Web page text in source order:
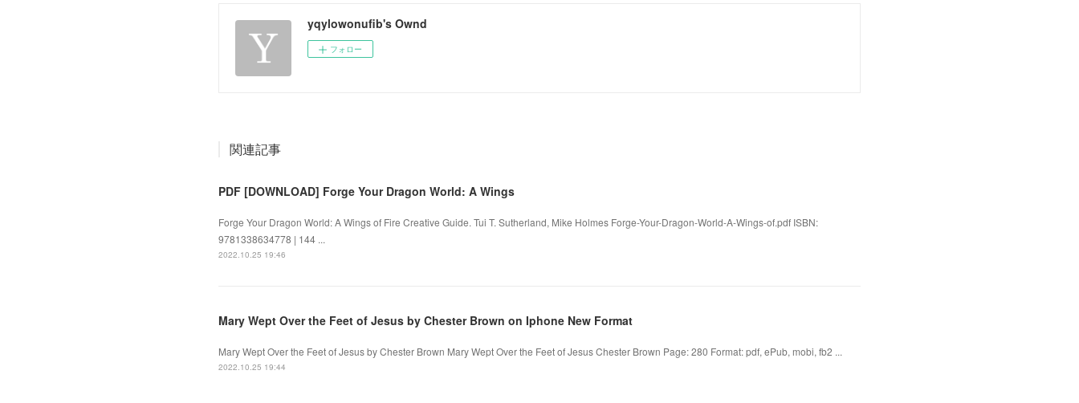
yqylowonufib's Ownd
フォロー
関連記事
PDF [DOWNLOAD] Forge Your Dragon World: A Wings
Forge Your Dragon World: A Wings of Fire Creative Guide. Tui T. Sutherland, Mike Holmes Forge-Your-Dragon-World-A-Wings-of.pdf ISBN:
9781338634778 | 144 ...
2022.10.25 19:46
Mary Wept Over the Feet of Jesus by Chester Brown on Iphone New Format
Mary Wept Over the Feet of Jesus by Chester Brown Mary Wept Over the Feet of Jesus Chester Brown Page: 280 Format: pdf, ePub, mobi, fb2 ...
2022.10.25 19:44